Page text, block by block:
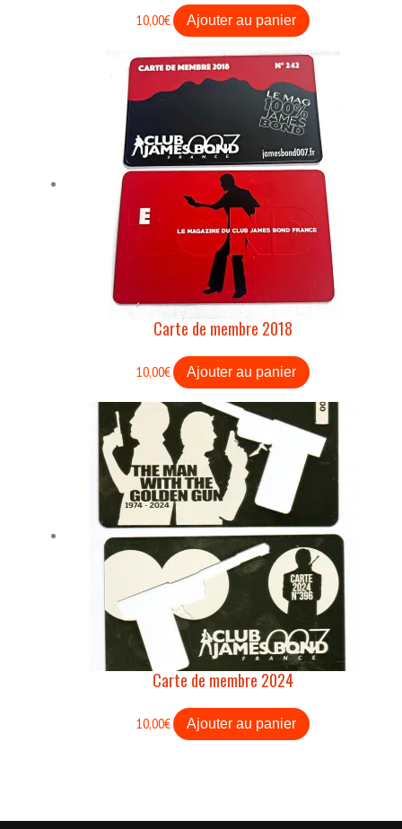
10,00€ Ajouter au panier
Carte de membre 2018
10,00€ Ajouter au panier
Carte de membre 2024
10,00€ Ajouter au panier